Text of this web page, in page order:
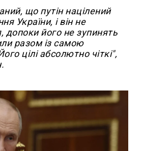
що путін націлений
України, і він не
допоки його не зупинять
разом із самою
цілі абсолютно чіткі",